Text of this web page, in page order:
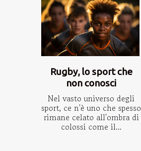
Rugby, lo sport che
non conosci
Nel vasto universo degli
sport, ce n'è uno che spesso
rimane celato all'ombra di
colossi come il...